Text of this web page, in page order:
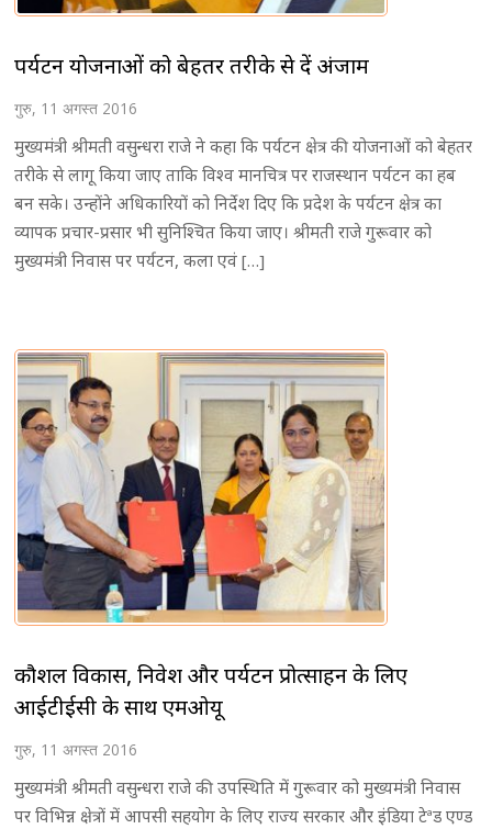
पर्यटन योजनाओं को बेहतर तरीके से दें अंजाम
गुरु, 11 अगस्त 2016
मुख्यमंत्री श्रीमती वसुन्धरा राजे ने कहा कि पर्यटन क्षेत्र की योजनाओं को बेहतर
तरीके से लागू किया जाए ताकि विश्व मानचित्र पर राजस्थान पर्यटन का हब
बन सके। उन्होंने अधिकारियों को निर्देश दिए कि प्रदेश के पर्यटन क्षेत्र का
व्यापक प्रचार-प्रसार भी सुनिश्चित किया जाए। श्रीमती राजे गुरूवार को
मुख्यमंत्री निवास पर पर्यटन, कला एवं […]
कौशल विकास, निवेश और पर्यटन प्रोत्साहन के लिए
आईटीईसी के साथ एमओयू
गुरु, 11 अगस्त 2016
मुख्यमंत्री श्रीमती वसुन्धरा राजे की उपस्थिति में गुरूवार को मुख्यमंत्री निवास
पर विभिन्न क्षेत्रों में आपसी सहयोग के लिए राज्य सरकार और इंडिया टेªड एण्ड